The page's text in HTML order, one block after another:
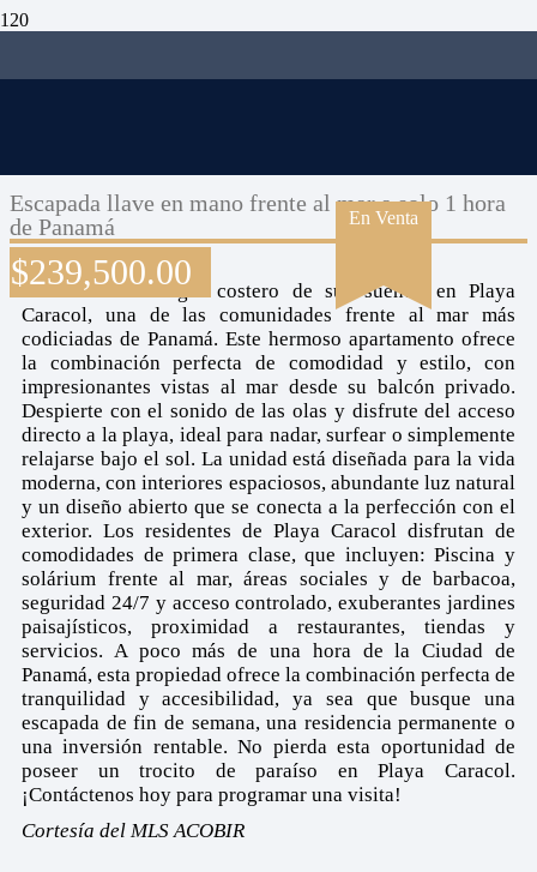
En Venta
$239,500.00
Escapada llave en mano frente al mar a solo 1 hora
de Panamá
Descubra el refugio costero de sus sueños en Playa
Caracol, una de las comunidades frente al mar más
codiciadas de Panamá. Este hermoso apartamento ofrece
la combinación perfecta de comodidad y estilo, con
impresionantes vistas al mar desde su balcón privado.
Despierte con el sonido de las olas y disfrute del acceso
directo a la playa, ideal para nadar, surfear o simplemente
relajarse bajo el sol. La unidad está diseñada para la vida
moderna, con interiores espaciosos, abundante luz natural
y un diseño abierto que se conecta a la perfección con el
exterior. Los residentes de Playa Caracol disfrutan de
comodidades de primera clase, que incluyen: Piscina y
solárium frente al mar, áreas sociales y de barbacoa,
seguridad 24/7 y acceso controlado, exuberantes jardines
paisajísticos, proximidad a restaurantes, tiendas y
servicios. A poco más de una hora de la Ciudad de
Panamá, esta propiedad ofrece la combinación perfecta de
tranquilidad y accesibilidad, ya sea que busque una
escapada de fin de semana, una residencia permanente o
una inversión rentable. No pierda esta oportunidad de
poseer un trocito de paraíso en Playa Caracol.
¡Contáctenos hoy para programar una visita!
Cortesía del MLS ACOBIR